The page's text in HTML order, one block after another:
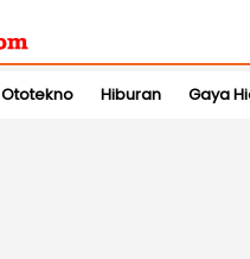
Ototekno Hiburan Gaya